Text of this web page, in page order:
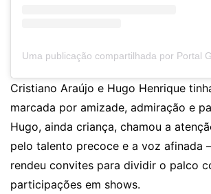
Cristiano Araújo e Hugo Henrique
marcada por amizade, admiração e
Hugo, ainda criança, chamou a
pelo talento precoce e a voz afinada
rendeu convites para dividir o palco
participações em shows.